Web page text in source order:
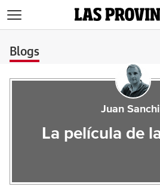
Blogs
Juan
La película de